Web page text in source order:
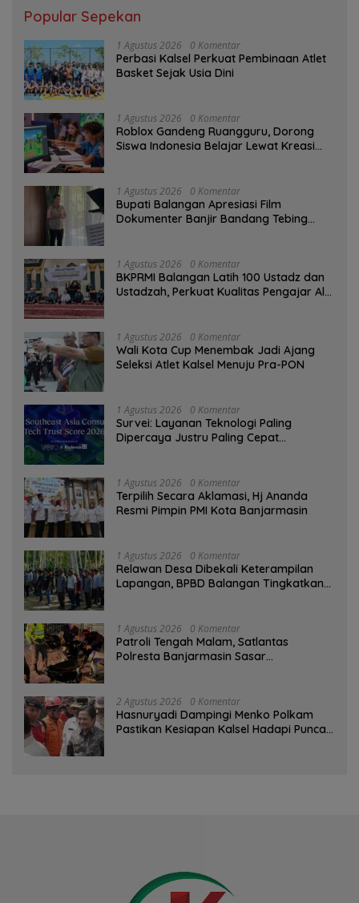
Popular Sepekan
1 Agustus 2026 0 Komentar
Perbasi Kalsel Perkuat Pembinaan Atlet
Basket Sejak Usia Dini
1 Agustus 2026 0 Komentar
Roblox Gandeng Ruangguru, Dorong
Siswa Indonesia Belajar Lewat Kreasi
1 Agustus 2026 0 Komentar
Bupati Balangan Apresiasi Film
Dokumenter Banjir Bandang Tebing
1 Agustus 2026 0 Komentar
BKPRMI Balangan Latih 100 Ustadz dan
Ustadzah, Perkuat Kualitas Pengajar Al-
1 Agustus 2026 0 Komentar
Wali Kota Cup Menembak Jadi Ajang
Seleksi Atlet Kalsel Menuju Pra-PON
1 Agustus 2026 0 Komentar
Survei: Layanan Teknologi Paling
Dipercaya Justru Paling Cepat
1 Agustus 2026 0 Komentar
‎Terpilih Secara Aklamasi, Hj Ananda
Resmi Pimpin PMI Kota Banjarmasin
1 Agustus 2026 0 Komentar
Relawan Desa Dibekali Keterampilan
Lapangan, BPBD Balangan Tingkatkan
1 Agustus 2026 0 Komentar
Patroli Tengah Malam, Satlantas
Polresta Banjarmasin Sasar
2 Agustus 2026 0 Komentar
Hasnuryadi Dampingi Menko Polkam
Pastikan Kesiapan Kalsel Hadapi Puncak